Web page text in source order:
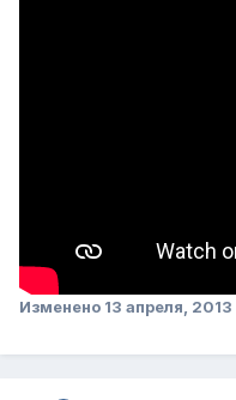
Изменено 13 апреля, 2013